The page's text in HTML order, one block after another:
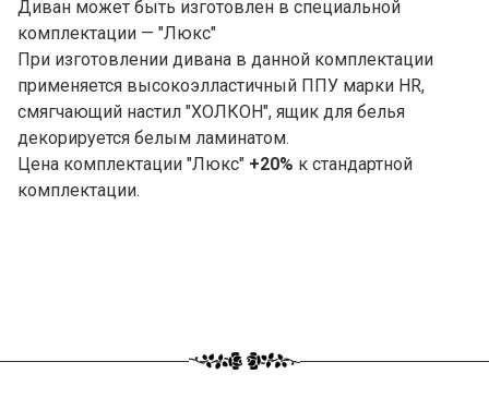
Диван может быть изготовлен в специальной
комплектации — "Люкс"
При изготовлении дивана в данной комплектации
применяется высокоэлластичный ППУ марки HR,
смягчающий настил "ХОЛКОН", ящик для белья
декорируется белым ламинатом.
Цена комплектации "Люкс" +20% к стандартной
комплектации.